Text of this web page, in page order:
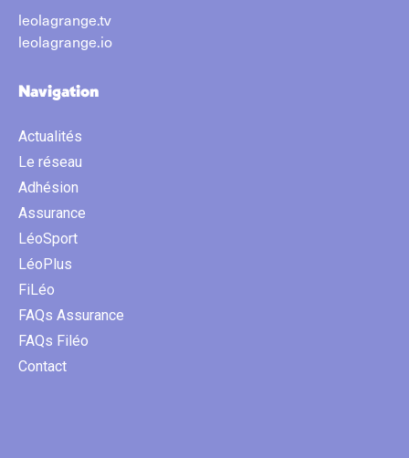
leolagrange.tv
leolagrange.io
Navigation
Actualités
Le réseau
Adhésion
Assurance
LéoSport
LéoPlus
FiLéo
FAQs Assurance
FAQs Filéo
Contact